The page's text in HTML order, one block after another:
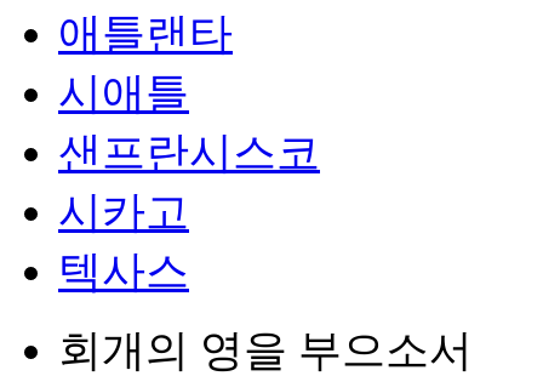
애틀랜타
시애틀
샌프란시스코
시카고
텍사스
회개의 영을 부으소서